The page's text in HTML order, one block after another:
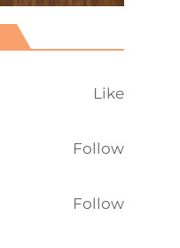
Like
Follow
Follow